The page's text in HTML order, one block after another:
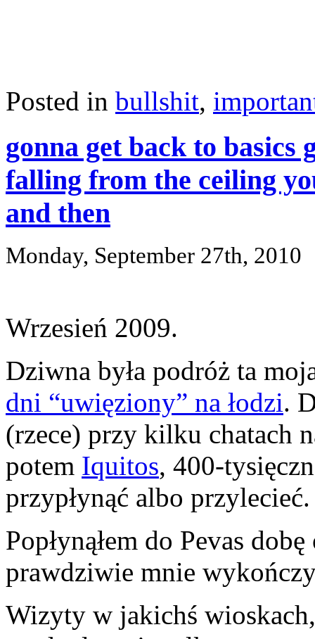
Posted in bullshit,
gonna get back to basics
falling from the ceiling
and then
Monday, September 27th, 2010
Wrzesień 2009.
Dziwna była podróż ta
dni “uwięziony” na łodzi.
(rzece) przy kilku chatach
potem Iquitos, 400-
przypłynąć albo przylecieć.
Popłynąłem do Pevas
prawdziwie mnie
Wizyty w jakichś